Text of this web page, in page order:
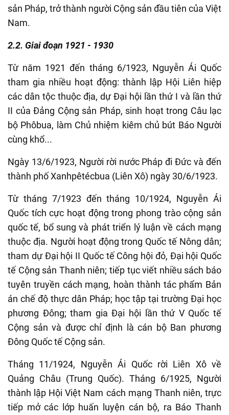
sản Pháp, trở thành người Cộng sản đầu tiên của Việt
Nam.
2.2. Giai đoạn 1921 - 1930
Từ năm 1921 đến tháng 6/1923, Nguyễn Ái Quốc
tham gia nhiều hoạt động: thành lập Hội Liên hiệp
các dân tộc thuộc địa, dự Đại hội lần thứ I và lần thứ
II của Đảng Cộng sản Pháp, sinh hoạt trong Câu lạc
bộ Phôbua, làm Chủ nhiệm kiêm chủ bút Báo Người
cùng khổ...
Ngày 13/6/1923, Người rời nước Pháp đi Đức và đến
thành phố Xanhpêtécbua (Liên Xô) ngày 30/6/1923.
Từ tháng 7/1923 đến tháng 10/1924, Nguyễn Ái
Quốc tích cực hoạt động trong phong trào cộng sản
quốc tế, bổ sung và phát triển lý luận về cách mạng
thuộc địa. Người hoạt động trong Quốc tế Nông dân;
tham dự Đại hội II Quốc tế Công hội đỏ, Đại hội Quốc
tế Cộng sản Thanh niên; tiếp tục viết nhiều sách báo
tuyên truyền cách mạng, hoàn thành tác phẩm Bản
án chế độ thực dân Pháp; học tập tại trường Đại học
phương Đông; tham gia Đại hội lần thứ V Quốc tế
Cộng sản và được chỉ định là cán bộ Ban phương
Đông Quốc tế Cộng sản.
Tháng 11/1924, Nguyễn Ái Quốc rời Liên Xô về
Quảng Châu (Trung Quốc). Tháng 6/1925, Người
thành lập Hội Việt Nam cách mạng Thanh niên, trực
tiếp mở các lớp huấn luyện cán bộ, ra Báo Thanh